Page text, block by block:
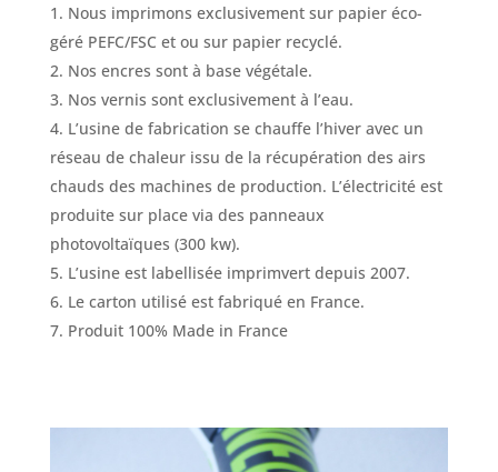
Nous imprimons exclusivement sur papier éco-
géré PEFC/FSC et ou sur papier recyclé.
Nos encres sont à base végétale.
Nos vernis sont exclusivement à l’eau.
L’usine de fabrication se chauffe l’hiver avec un
réseau de chaleur issu de la récupération des airs
chauds des machines de production. L’électricité est
produite sur place via des panneaux
photovoltaïques (300 kw).
L’usine est labellisée imprimvert depuis 2007.
Le carton utilisé est fabriqué en France.
Produit 100% Made in France